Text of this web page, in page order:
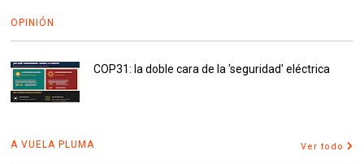
OPINIÓN
COP31: la doble cara de la 'seguridad' eléctrica
A VUELA PLUMA Ver todo